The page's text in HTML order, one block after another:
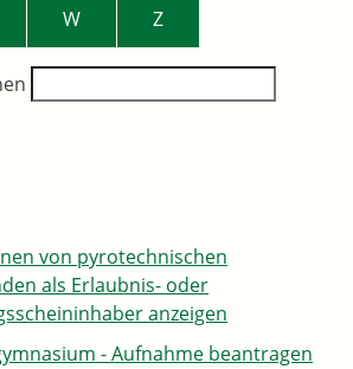
W Z
von pyrotechnischen
als Erlaubnis- oder
anzeigen
- Aufnahme beantragen